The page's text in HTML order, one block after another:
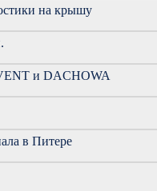
на крышу
и DACHOWA
в Питере